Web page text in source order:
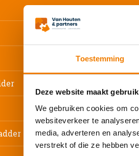
Toestemming
Deze website maakt
We gebruiken cookies om
websiteverkeer te
media, adverteren en
verstrekt of die ze hebben